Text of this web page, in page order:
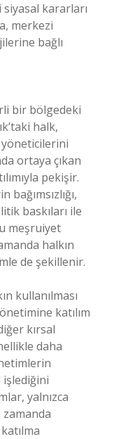
kararları
merkezi
bağlı
bir bölgedeki
halk,
yöneticilerini
ortaya çıkan
pekişir.
baskıları ile
meşruiyet
halkın
de şekillenir.
kullanılması
katılım
kırsal
daha
işlediğini
yalnızca
zamanda